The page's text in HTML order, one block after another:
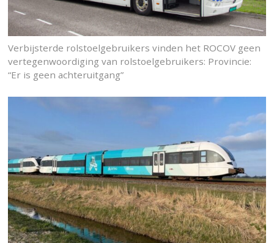
Verbijsterde rolstoelgebruikers vinden het ROCOV geen
vertegenwoordiging van rolstoelgebruikers: Provincie:
“Er is geen achteruitgang”